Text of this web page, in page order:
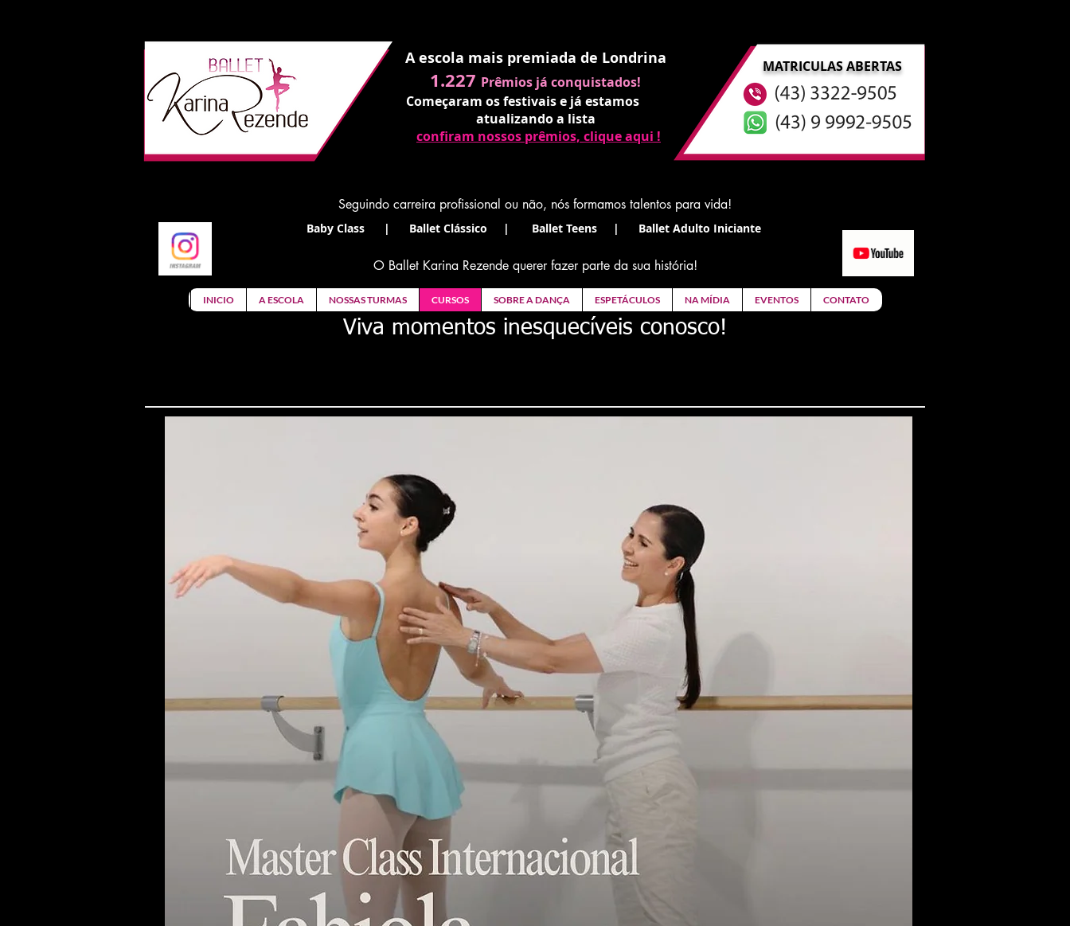
A escola mais premiada de Londrina
1.227 Prêmios já conquistados!
Começaram os festivais e já estamos
atualizando a lista
confiram nossos prêmios, clique aqui !
MATRICULAS ABERTAS
Seguindo carreira profissional ou não, nós formamos talentos para vida!
Baby Class | Ballet Clássico | Ballet Teens | Ballet Adulto Iniciante
O Ballet Karina Rezende querer fazer parte da sua história!
INICIO A ESCOLA NOSSAS TURMAS CURSOS SOBRE A DANÇA ESPETÁCULOS NA MÍDIA EVENTOS CONTATO
Viva momentos inesquecíveis conosco!